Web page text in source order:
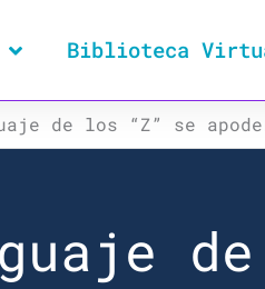
Biblioteca
de los “Z” se